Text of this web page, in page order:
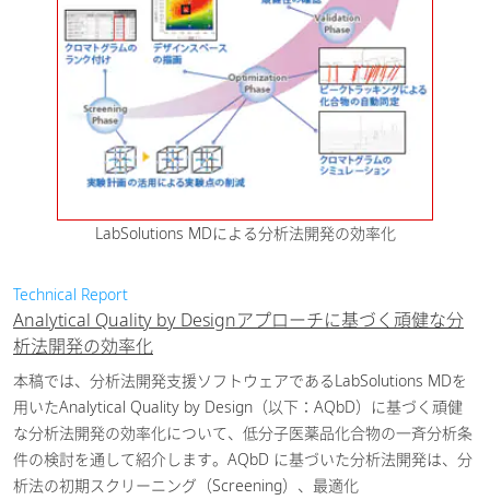
LabSolutions MDによる分析法開発の効率化
Technical Report
Analytical Quality by Designアプローチに基づく頑健な分
析法開発の効率化
本稿では、分析法開発支援ソフトウェアであるLabSolutions MDを
用いたAnalytical Quality by Design（以下：AQbD）に基づく頑健
な分析法開発の効率化について、低分子医薬品化合物の一斉分析条
件の検討を通して紹介します。AQbD に基づいた分析法開発は、分
析法の初期スクリーニング（Screening）、最適化